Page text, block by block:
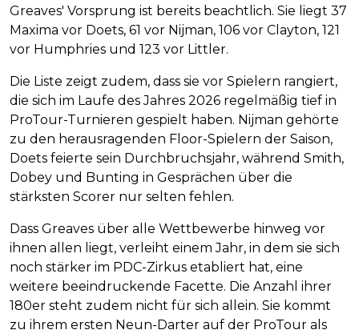
Greaves' Vorsprung ist bereits beachtlich. Sie liegt 37
Maxima vor Doets, 61 vor Nijman, 106 vor Clayton, 121
vor Humphries und 123 vor Littler.
Die Liste zeigt zudem, dass sie vor Spielern rangiert,
die sich im Laufe des Jahres 2026 regelmäßig tief in
ProTour-Turnieren gespielt haben. Nijman gehörte
zu den herausragenden Floor-Spielern der Saison,
Doets feierte sein Durchbruchsjahr, während Smith,
Dobey und Bunting in Gesprächen über die
stärksten Scorer nur selten fehlen.
Dass Greaves über alle Wettbewerbe hinweg vor
ihnen allen liegt, verleiht einem Jahr, in dem sie sich
noch stärker im PDC-Zirkus etabliert hat, eine
weitere beeindruckende Facette. Die Anzahl ihrer
180er steht zudem nicht für sich allein. Sie kommt
zu ihrem ersten Neun-Darter auf der ProTour als